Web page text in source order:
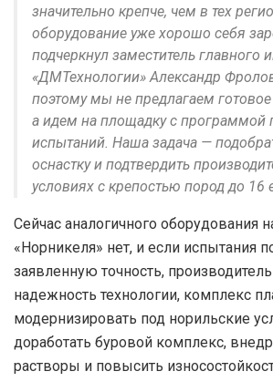
значительно крепче, чем в тех
оборудование уже хорошо себя
подчеркнул заместитель
«ДМТехнологии» Александр
поэтому мы не предлагаем
а идем на площадку с программой
испытаний. Наша задача —
оснастку и подтвердить
условиях с крепостью пород до 16
Сейчас аналогичного оборудования
«Норникеля» нет, и если испытания
заявленную точность,
надежность технологии, комплекс
модернизировать под норильские
доработать буровой комплекс,
растворы и повысить